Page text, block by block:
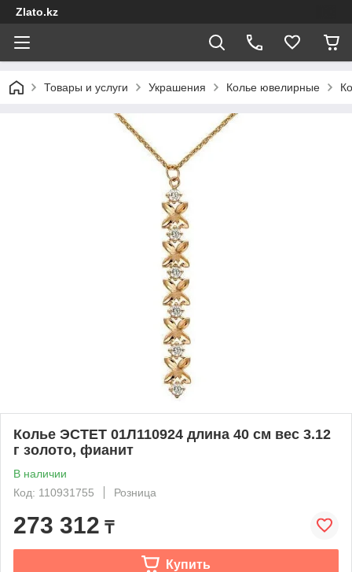
Zlato.kz
Товары и услуги Украшения Колье ювелирные
Колье ЭСТЕТ 01Л110924 длина 40 см вес 3.12
г золото, фианит
В наличии
Код: 110931755
Розница
273 312 ₸
Купить